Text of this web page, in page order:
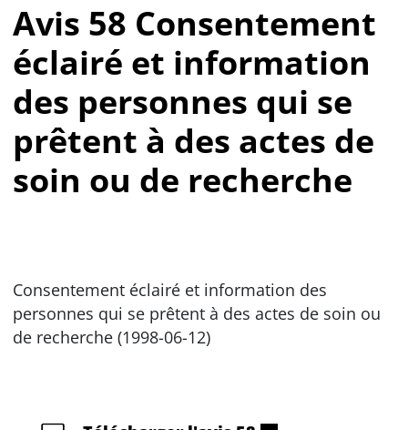
Avis 58 Consentement
éclairé et information
des personnes qui se
prêtent à des actes de
soin ou de recherche
Consentement éclairé et information des
personnes qui se prêtent à des actes de soin ou
de recherche (1998-06-12)